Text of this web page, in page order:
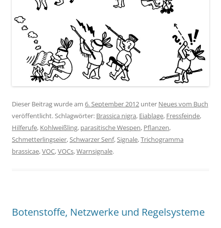
Dieser Beitrag wurde am 6. September 2012 unter Neues vom Buch
veröffentlicht. Schlagwörter: Brassica nigra, Eiablage, Fressfeinde,
Hilferufe, Kohlweißling, parasitische Wespen, Pflanzen,
Schmetterlingseier,Schwarzer Senf,Signale,Trichogramma
brassicae,VOC,VOCs,Warnsignale.
Botenstoffe, Netzwerke und Regelsysteme